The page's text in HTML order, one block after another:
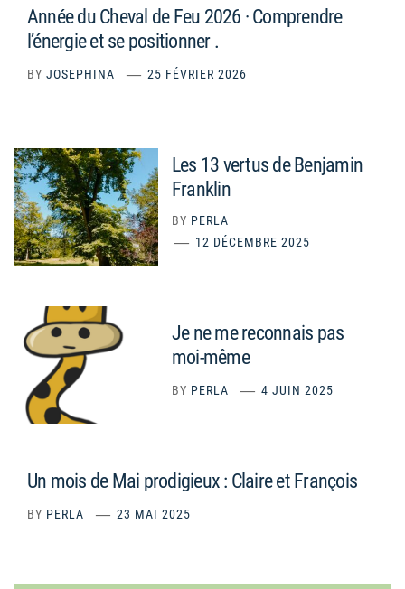
Année du Cheval de Feu 2026 · Comprendre
l’énergie et se positionner .
BY JOSEPHINA 25 FÉVRIER 2026
Les 13 vertus de Benjamin
Franklin
BY PERLA
12 DÉCEMBRE 2025
Je ne me reconnais pas
moi-même
BY PERLA 4 JUIN 2025
Un mois de Mai prodigieux : Claire et François
BY PERLA 23 MAI 2025